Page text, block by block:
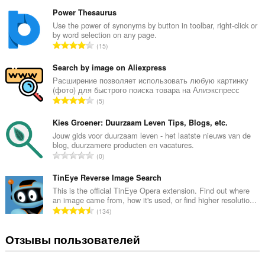
the
system
tray.
У
расширения
есть
доступ
и
действиям
в
интернете.
е
г
о
о
е
н
о
к
:
Power Thesaurus
Use the power of synonyms by button in toolbar, right-click or
by word selection on any page.
В
е
г
о
о
е
н
о
к
:
15
Search by image on Aliexpress
Расширение позволяет использовать любую картинку
(фото) для быстрого поиска товара на Алиэкспресс
В
е
г
о
о
е
н
о
к
5
Kies Groener: Duurzaam Leven Tips, Blogs, etc.
Jouw gids voor duurzaam leven - het laatste nieuws van de
blog, duurzamere producten en vacatures.
В
е
г
о
о
е
н
0
TinEye Reverse Image Search
This is the official TinEye Opera extension. Find out where
an image came from, how it's used, or find higher resolutio...
В
г
134
Отзывы пользователей